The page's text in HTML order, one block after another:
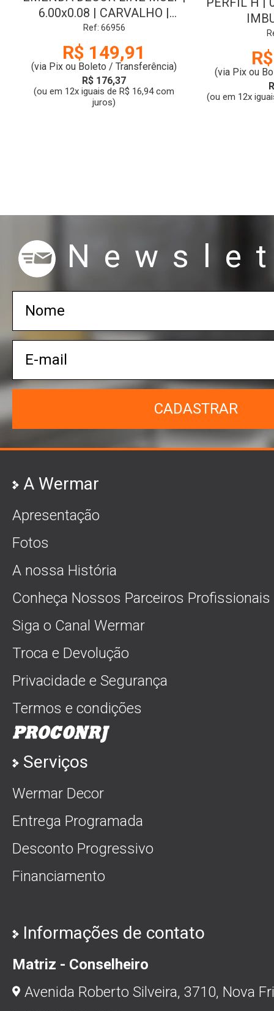
6.00x0.08 | CARVALHO |
ARAFORRO
Ref: 66956
R$ 149,91
(via Pix ou Boleto / Transferência)
R$ 176,37
(ou em 12x iguais de R$ 16,94 com
juros)
(via Pix ou
(ou em 12x
CADASTRAR
A Wermar
Apresentação
Fotos
A nossa História
Conheça Nossos Parceiros Profissionais
Siga o Canal Wermar
Troca e Devolução
Privacidade e Segurança
Termos e condições
Serviços
Wermar Decor
Entrega Programada
Desconto Progressivo
Financiamento
Informações de contato
Matriz - Conselheiro
Avenida Roberto Silveira, 3710, Nova